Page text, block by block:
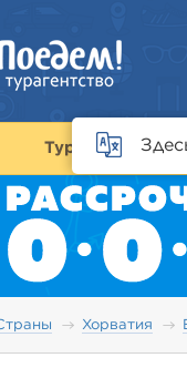
Туры
Хорватия